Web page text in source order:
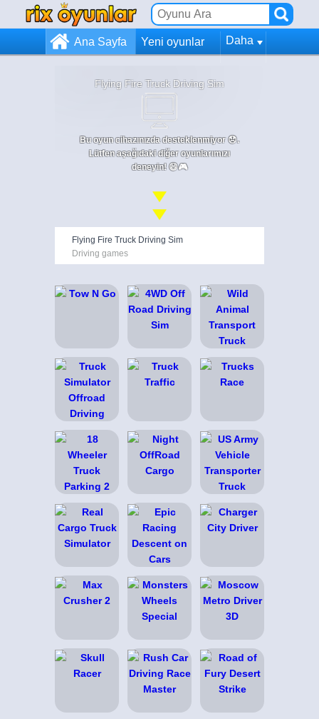
Ana Sayfa Yeni oyunlar Daha
Flying Fire Truck Driving Sim
Bu oyun cihazınızda desteklenmiyor 😞.
Lütfen aşağıdaki diğer oyunlarımızı
deneyin! 😄🎮
Flying Fire Truck Driving Sim
Driving games